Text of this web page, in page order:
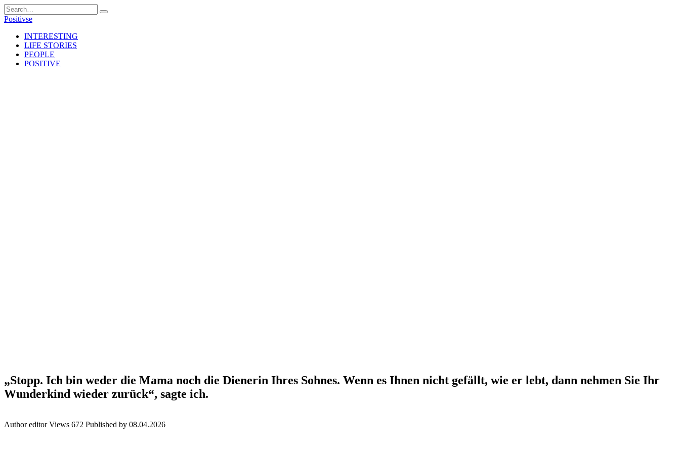
Skip
to
Search
for:
Positivse
INTERESTING
LIFE STORIES
PEOPLE
POSITIVE
„Stopp. Ich bin weder die Mama noch die Dienerin Ihres Sohnes. Wenn es Ihnen nicht gefällt, wie er lebt, dann nehmen Sie Ihr
Wunderkind wieder zurück“, sagte ich.
Author editor Views 672 Published by 08.04.2026